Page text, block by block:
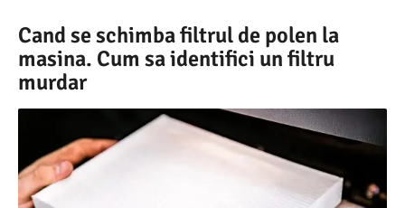
Cand se schimba filtrul de polen la
masina. Cum sa identifici un filtru
murdar